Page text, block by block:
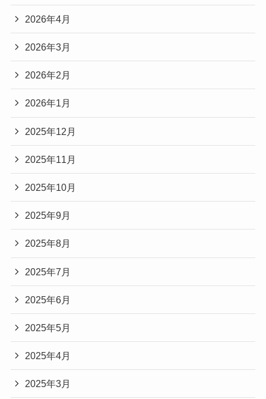
2026年4月
2026年3月
2026年2月
2026年1月
2025年12月
2025年11月
2025年10月
2025年9月
2025年8月
2025年7月
2025年6月
2025年5月
2025年4月
2025年3月